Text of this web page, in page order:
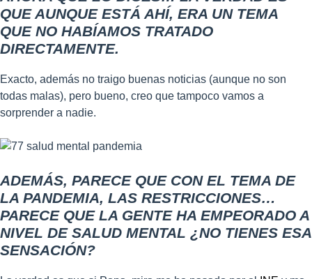
QUE AUNQUE ESTÁ AHÍ, ERA UN TEMA
QUE NO HABÍAMOS TRATADO
DIRECTAMENTE.
Exacto, además no traigo buenas noticias (aunque no son
todas malas), pero bueno, creo que tampoco vamos a
sorprender a nadie.
ADEMÁS, PARECE QUE CON EL TEMA DE
LA PANDEMIA, LAS RESTRICCIONES…
PARECE QUE LA GENTE HA EMPEORADO A
NIVEL DE SALUD MENTAL ¿NO TIENES ESA
SENSACIÓN?